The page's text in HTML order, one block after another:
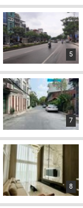
5
7
8